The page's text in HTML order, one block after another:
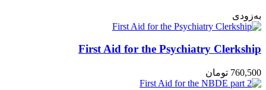
به‌زودی
First Aid for the Psychiatry Clerkship
760,500 تومان